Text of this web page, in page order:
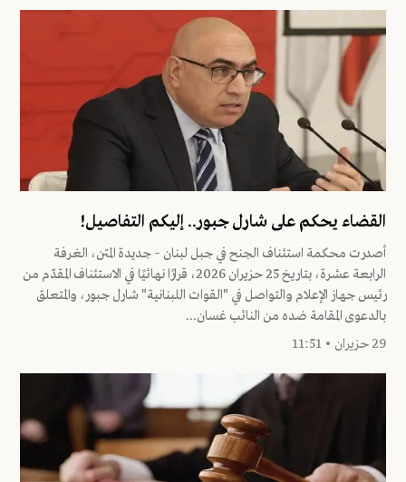
القضاء يحكم على شارل جبور.. إليكم التفاصيل!
أصدرت محكمة استئناف الجنح في جبل لبنان – جديدة المتن، الغرفة
الرابعة عشرة، بتاريخ 25 حزيران 2026، قرارًا نهائيًا في الاستئناف المقدّم من
رئيس جهاز الإعلام والتواصل في "القوات اللبنانية" شارل جبور، والمتعلق
بالدعوى المقامة ضده من النائب غسان...
29 حزيران • 11:51